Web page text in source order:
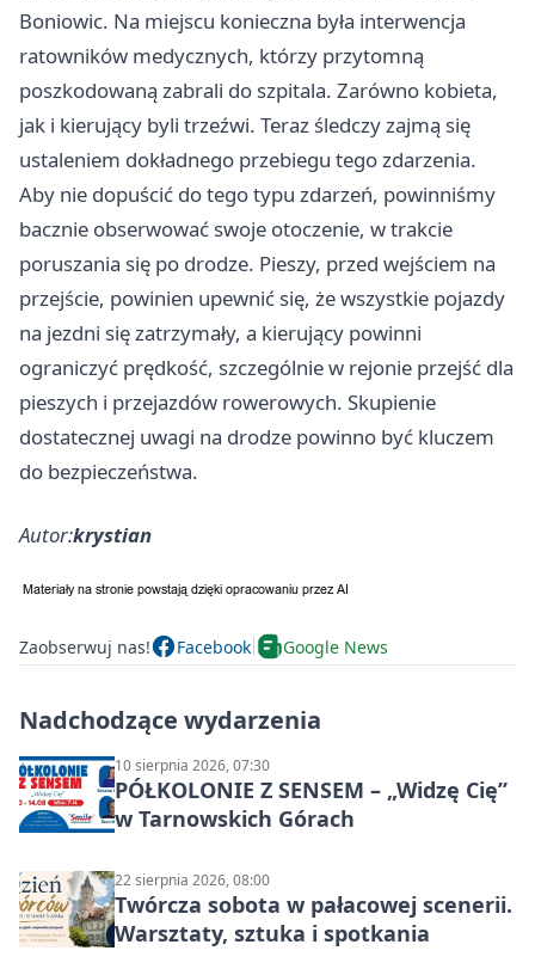
Boniowic. Na miejscu konieczna była interwencja
ratowników medycznych, którzy przytomną
poszkodowaną zabrali do szpitala. Zarówno kobieta,
jak i kierujący byli trzeźwi. Teraz śledczy zajmą się
ustaleniem dokładnego przebiegu tego zdarzenia.
Aby nie dopuścić do tego typu zdarzeń, powinniśmy
bacznie obserwować swoje otoczenie, w trakcie
poruszania się po drodze. Pieszy, przed wejściem na
przejście, powinien upewnić się, że wszystkie pojazdy
na jezdni się zatrzymały, a kierujący powinni
ograniczyć prędkość, szczególnie w rejonie przejść dla
pieszych i przejazdów rowerowych. Skupienie
dostatecznej uwagi na drodze powinno być kluczem
do bezpieczeństwa.
Autor:krystian
Zaobserwuj nas! Facebook Google News
Nadchodzące wydarzenia
10 sierpnia 2026, 07:30
PÓŁKOLONIE Z SENSEM – „Widzę Cię”
w Tarnowskich Górach
22 sierpnia 2026, 08:00
Twórcza sobota w pałacowej scenerii.
Warsztaty, sztuka i spotkania